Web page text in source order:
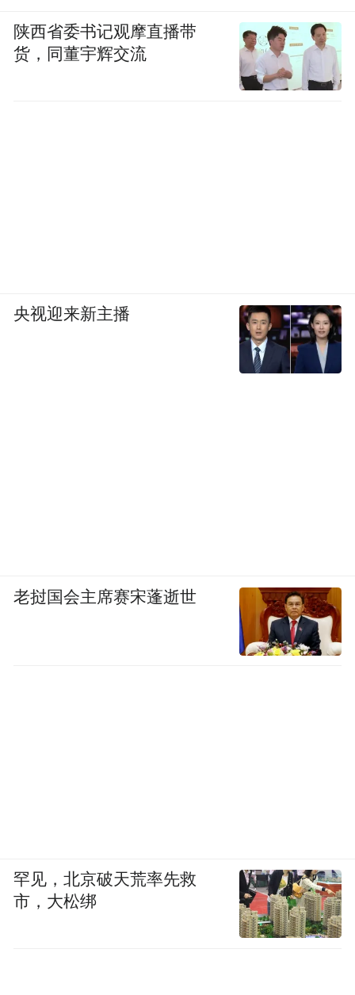
陕西省委书记观摩直播带
货，同董宇辉交流
央视迎来新主播
老挝国会主席赛宋蓬逝世
罕见，北京破天荒率先救
市，大松绑